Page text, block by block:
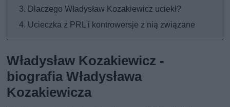
Dlaczego Władysław Kozakiewicz uciekł?
Ucieczka z PRL i kontrowersje z nią związane
Władysław Kozakiewicz -
biografia Władysława
Kozakiewicza